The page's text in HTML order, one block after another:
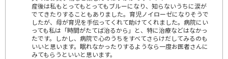
産後は私もとってもとってもブルーになり、知らないうちに涙が
でてきたりすることもありました。育児ノイローゼになりそうで
したが、母が育児を手伝ってくれて助けてくれました。病院にい
っても私は「時間がたてば治るから」と、特に治療などはなかっ
たです。しかし、病院で心のうちをすべてさらけだしてみるのも
いいと思います。眠れなかったりするようなら一度お医者さんに
みてもらうといいと思います。